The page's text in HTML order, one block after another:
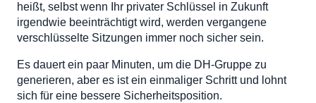
heißt, selbst wenn Ihr privater Schlüssel in Zukunft
irgendwie beeinträchtigt wird, werden vergangene
verschlüsselte Sitzungen immer noch sicher sein.
Es dauert ein paar Minuten, um die DH-Gruppe zu
generieren, aber es ist ein einmaliger Schritt und lohnt
sich für eine bessere Sicherheitsposition.